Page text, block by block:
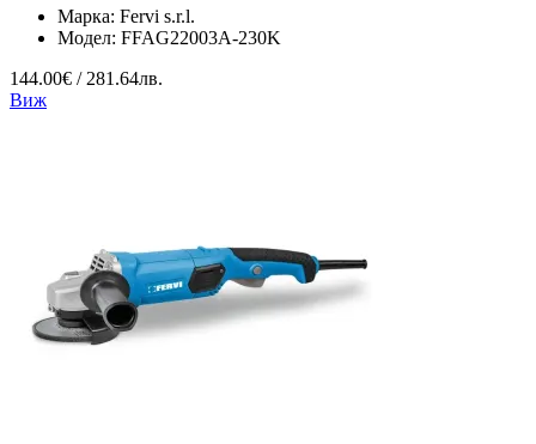
Марка: Fervi s.r.l.
Модел: FFAG22003A-230K
144.00€ / 281.64лв.
Виж